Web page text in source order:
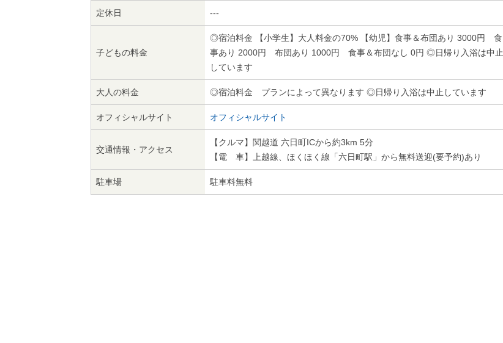
定休日 ---
子どもの料金
◎宿泊料金 【小学生】大人料金の70% 【幼児】食事＆布団あり 3000円 食
事あり 2000円 布団あり 1000円 食事＆布団なし 0円 ◎日帰り入浴は中止
しています
大人の料金 ◎宿泊料金 プランによって異なります ◎日帰り入浴は中止しています
オフィシャルサイト オフィシャルサイト
交通情報・アクセス
【クルマ】関越道 六日町ICから約3km 5分
【電 車】上越線、ほくほく線「六日町駅」から無料送迎(要予約)あり
駐車場 駐車料無料